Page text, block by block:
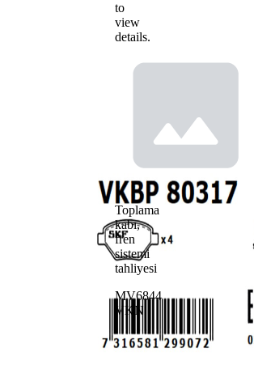
to
view
details.
Toplama
kabı,
fren
sistemi
tahliyesi
MV6844
VKN